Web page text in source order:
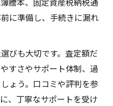
に準備し、手続きに漏れ
びも大切です。査定額だ
すさやサポート体制、過
ょう。口コミや評判を参
、丁寧なサポートを受け